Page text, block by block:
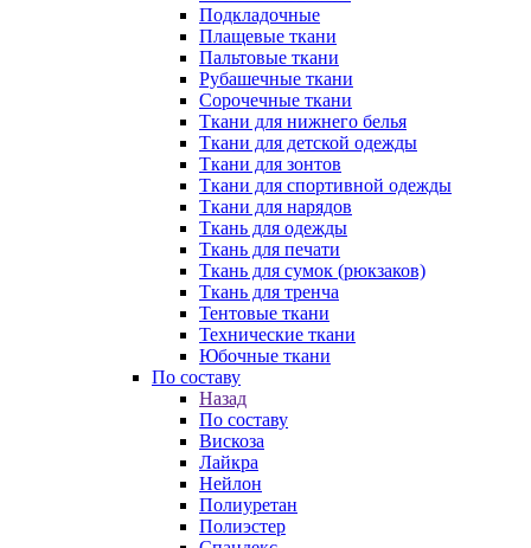
Подкладочные
Плащевые ткани
Пальтовые ткани
Рубашечные ткани
Сорочечные ткани
Ткани для нижнего белья
Ткани для детской одежды
Ткани для зонтов
Ткани для спортивной одежды
Ткани для нарядов
Ткань для одежды
Ткань для печати
Ткань для сумок (рюкзаков)
Ткань для тренча
Тентовые ткани
Технические ткани
Юбочные ткани
По составу
Назад
По составу
Вискоза
Лайкра
Нейлон
Полиуретан
Полиэстер